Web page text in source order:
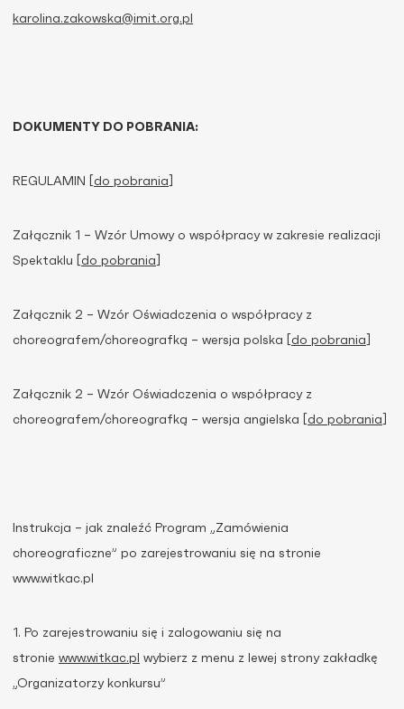
karolina.zakowska@imit.org.pl
DOKUMENTY DO POBRANIA:
REGULAMIN [ do pobrania
Załącznik 1 – Wzór Umowy o współpracy w zakresie realizacji
Spektaklu [ do pobrania
Załącznik 2 – Wzór Oświadczenia o współpracy z
choreografem/choreografką – wersja polska [ do pobrania
Załącznik 2 – Wzór Oświadczenia o współpracy z
choreografem/choreografką – wersja angielska [ do pobrania
Instrukcja – jak znaleźć Program „Zamówienia
choreograficzne” po zarejestrowaniu się na stronie
www.witkac.pl
1. Po zarejestrowaniu się i zalogowaniu się na
stronie www.witkac.pl wybierz z menu z lewej strony zakładkę
„Organizatorzy konkursu”